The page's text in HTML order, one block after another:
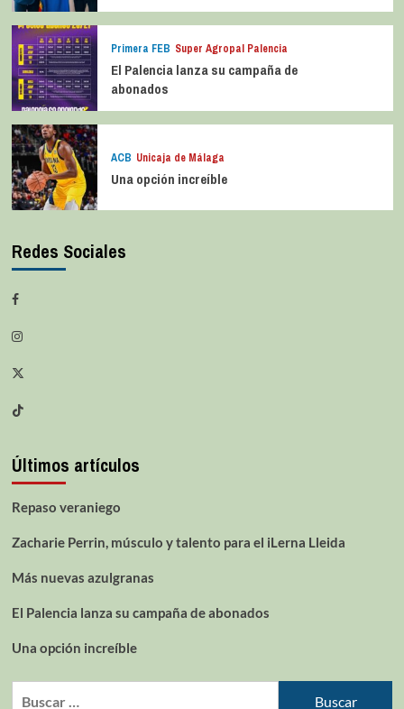
Primera FEB Super Agropal Palencia
El Palencia lanza su campaña de
abonados
ACB Unicaja de Málaga
Una opción increíble
Redes Sociales
Últimos artículos
Repaso veraniego
Zacharie Perrin, músculo y talento para el iLerna Lleida
Más nuevas azulgranas
El Palencia lanza su campaña de abonados
Una opción increíble